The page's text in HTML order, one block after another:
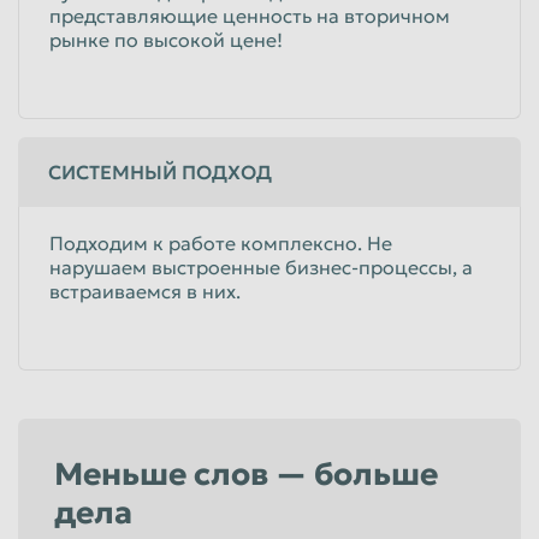
представляющие ценность на вторичном
рынке по высокой цене!
СИСТЕМНЫЙ ПОДХОД
Подходим к работе комплексно. Не
нарушаем выстроенные бизнес-процессы, а
встраиваемся в них.
Меньше слов — больше
дела